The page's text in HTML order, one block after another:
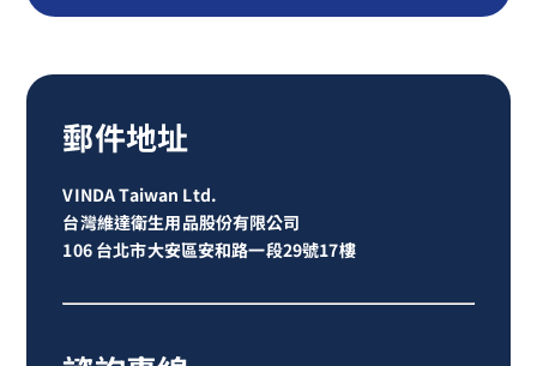
郵件地址
VINDA Taiwan Ltd.
台灣維達衛生用品股份有限公司
106 台北市大安區安和路一段29號17樓